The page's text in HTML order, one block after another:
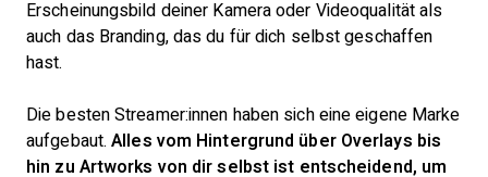
Erscheinungsbild deiner Kamera oder Videoqualität als
auch das Branding, das du für dich selbst geschaffen
hast.
Die besten Streamer:innen haben sich eine eigene Marke
aufgebaut.Alles vom Hintergrund über Overlays bis
hin zu Artworks von dir selbst ist entscheidend, um